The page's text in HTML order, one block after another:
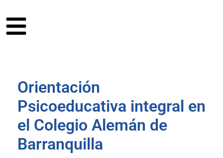
Orientación
Psicoeducativa integral en
el Colegio Alemán de
Barranquilla